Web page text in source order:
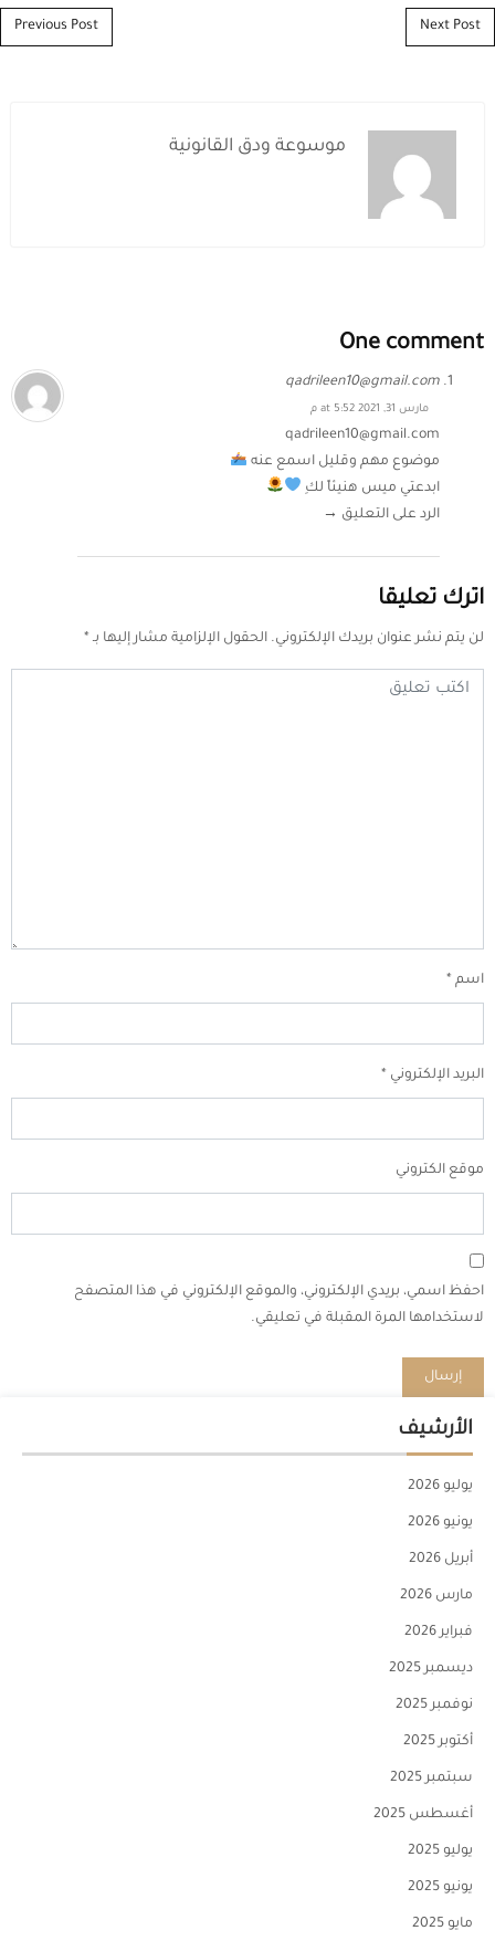
Post navigation
Previous Post Next Post
موسوعة ودق القانونية
One comment
qadrileen10@gmail.com
مارس 31, 2021 at 5:52 م
qadrileen10@gmail.com
موضوع مهم وقليل اسمع عنه
ابدعتي ميس هنيئاً لكِ
الرد على التعليق →
اترك تعليقا
لن يتم نشر عنوان بريدك الإلكتروني. الحقول الإلزامية مشار إليها بـ *
اسم *
البريد الإلكتروني *
موقع الكتروني
احفظ اسمي، بريدي الإلكتروني، والموقع الإلكتروني في هذا المتصفح
لاستخدامها المرة المقبلة في تعليقي.
الأرشيف
يوليو 2026
يونيو 2026
أبريل 2026
مارس 2026
فبراير 2026
ديسمبر 2025
نوفمبر 2025
أكتوبر 2025
سبتمبر 2025
أغسطس 2025
يوليو 2025
يونيو 2025
مايو 2025